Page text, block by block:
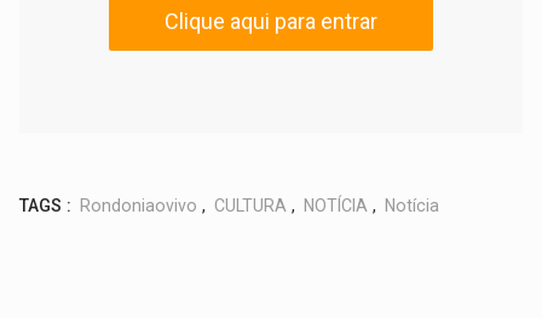
Clique aqui para entrar
TAGS : Rondoniaovivo , CULTURA , NOTÍCIA , Notícia